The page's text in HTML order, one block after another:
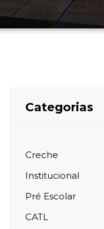
Categorias
Creche
Institucional
Pré Escolar
CATL